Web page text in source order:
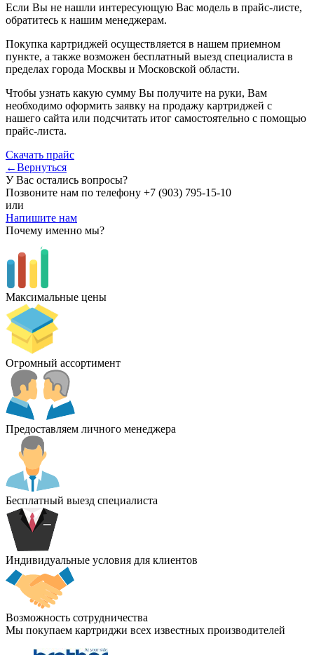
Если Вы не нашли интересующую Вас модель в прайс-листе,
обратитесь к нашим менеджерам.
Покупка картриджей осуществляется в нашем приемном
пункте, а также возможен бесплатный выезд специалиста в
пределах города Москвы и Московской области.
Чтобы узнать какую сумму Вы получите на руки, Вам
необходимо оформить заявку на продажу картриджей с
нашего сайта или подсчитать итог самостоятельно с помощью
прайс-листа.
Скачать прайс
←Вернуться
У Вас остались вопросы?
Позвоните нам по телефону +7 (903) 795-15-10
или
Напишите нам
Почему именно мы?
Максимальные цены
Огромный ассортимент
Предоставляем личного менеджера
Бесплатный выезд специалиста
Индивидуальные условия для клиентов
Возможность сотрудничества
Мы покупаем картриджи всех известных производителей